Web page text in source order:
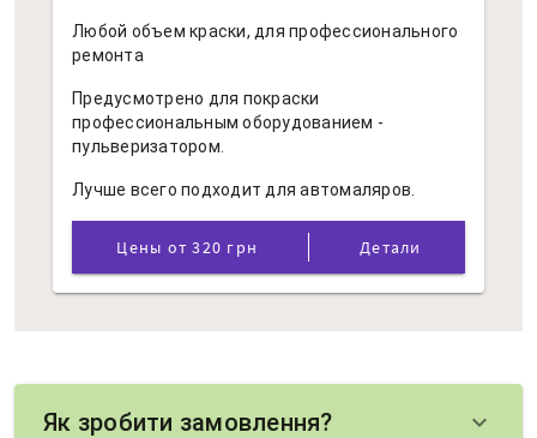
Любой объем краски, для профессионального
ремонта
Предусмотрено для покраски
профессиональным оборудованием -
пульверизатором.
Лучше всего подходит для автомаляров.
Цены от 320 грн Детали
Як зробити замовлення? keyboard_arrow_down